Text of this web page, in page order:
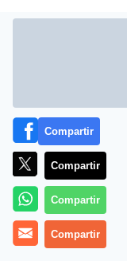
Lo de Susan
Compartir
Compartir
Compartir
Compartir